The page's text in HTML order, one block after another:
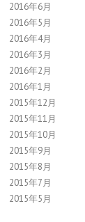
2016年6月
2016年5月
2016年4月
2016年3月
2016年2月
2016年1月
2015年12月
2015年11月
2015年10月
2015年9月
2015年8月
2015年7月
2015年5月